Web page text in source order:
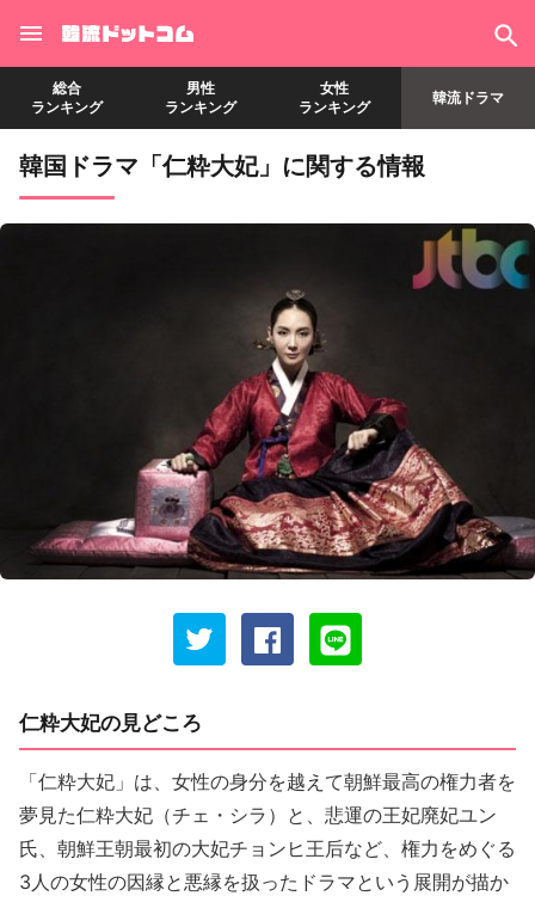
総合
ランキング
男性
ランキング
女性
ランキング
韓流ドラマ
韓国ドラマ「仁粋大妃」に関する情報
仁粋大妃の見どころ
「仁粋大妃」は、女性の身分を越えて朝鮮最高の権力者を
夢見た仁粋大妃（チェ・シラ）と、悲運の王妃廃妃ユン
氏、朝鮮王朝最初の大妃チョンヒ王后など、権力をめぐる
3人の女性の因縁と悪縁を扱ったドラマという展開が描か